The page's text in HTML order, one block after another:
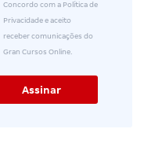
Concordo com a Política de
Privacidade e aceito
receber comunicações do
Gran Cursos Online.